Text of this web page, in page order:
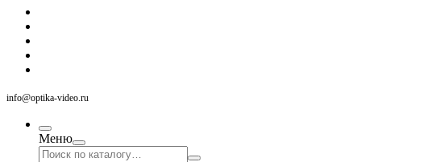
info@optika-video.ru
Меню